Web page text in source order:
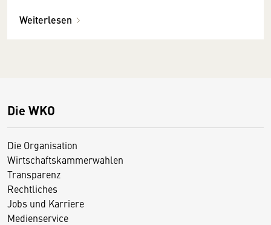
Weiterlesen
Die WKO
Die Organisation
Wirtschaftskammerwahlen
Transparenz
Rechtliches
Jobs und Karriere
Medienservice